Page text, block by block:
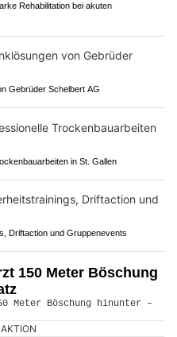
Rehabilitation bei akuten
Gebrüder Schelbert AG
in St. Gallen
Driftaction und Gruppenevents
150 Meter Böschung